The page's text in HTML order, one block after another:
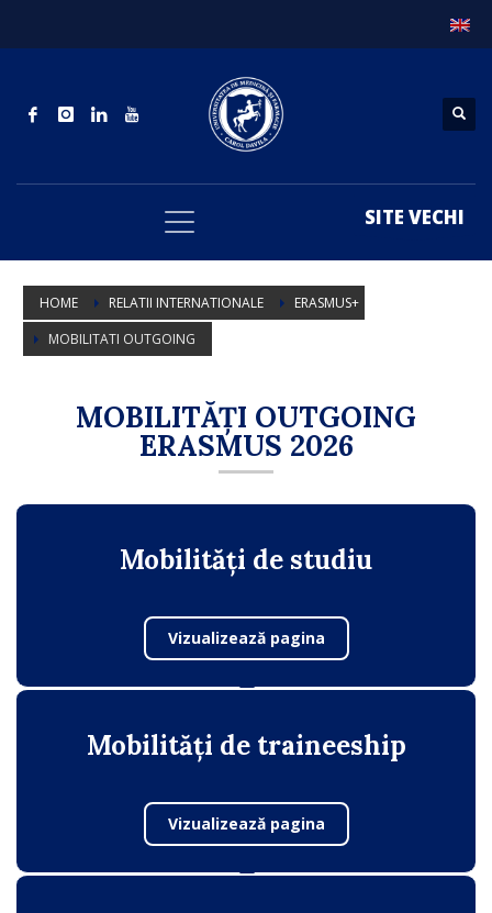
SITE VECHI
HOME RELATII INTERNATIONALE
ERASMUS+
MOBILITATI OUTGOING
MOBILITĂȚI OUTGOING
ERASMUS 2026
Mobilități de studiu
Vizualizează pagina
Mobilități de traineeship
Vizualizează pagina